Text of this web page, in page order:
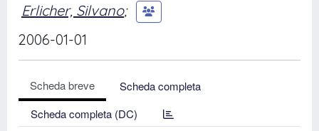
Erlicher, Silvano;
2006-01-01
Scheda breve
Scheda completa
Scheda completa (DC)